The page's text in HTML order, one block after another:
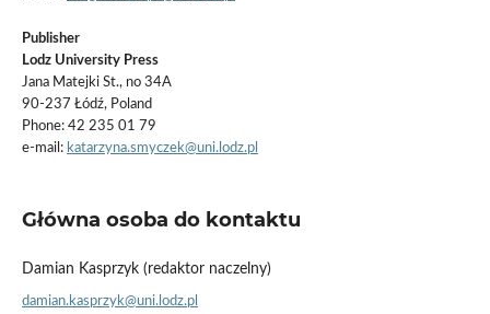
Publisher
Lodz University Press
Jana Matejki St., no 34A
90-237 Łódź, Poland
Phone: 42 235 01 79
e-mail: katarzyna.smyczek@uni.lodz.pl
Główna osoba do kontaktu
Damian Kasprzyk (redaktor naczelny)
damian.kasprzyk@uni.lodz.pl